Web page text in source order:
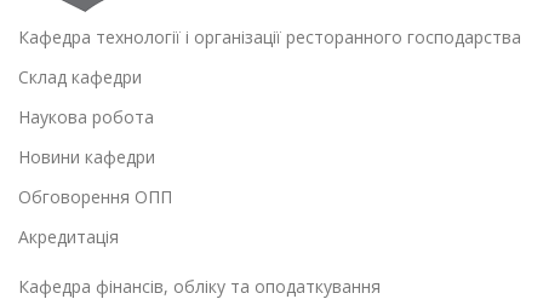
Кафедра технології і організації ресторанного господарства
Склад кафедри
Наукова робота
Новини кафедри
Обговорення ОПП
Акредитація
Кафедра фінансів, обліку та оподаткування